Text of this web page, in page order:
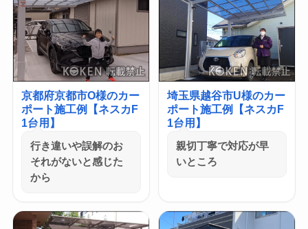
京都府京都市O様のカー
ポート施工例【ネスカF
1台用】
行き違いや誤解のお
それがないと感じた
から
埼玉県越谷市U様のカー
ポート施工例【ネスカF
1台用】
親切丁寧で対応が早
いところ